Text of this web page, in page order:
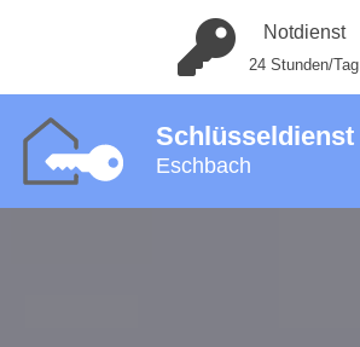
Notdienst
24 Stunden/Tag
Schlüsseldienst
Eschbach